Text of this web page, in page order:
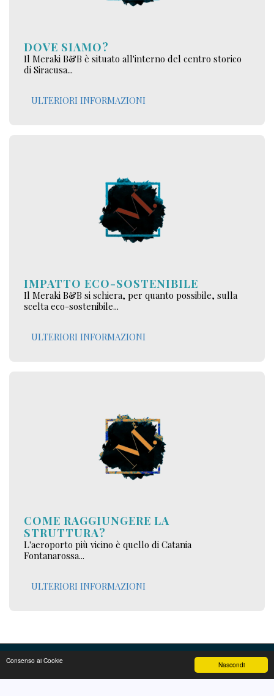
Nascondi
Consenso ai Cookie
DOVE SIAMO?
Il Meraki B&B è situato all'interno del centro storico
di Siracusa...
ULTERIORI INFORMAZIONI
IMPATTO ECO-SOSTENIBILE
Il Meraki B&B si schiera, per quanto possibile, sulla
scelta eco-sostenibile...
ULTERIORI INFORMAZIONI
COME RAGGIUNGERE LA
STRUTTURA?
L'aeroporto più vicino è quello di Catania
Fontanarossa...
ULTERIORI INFORMAZIONI